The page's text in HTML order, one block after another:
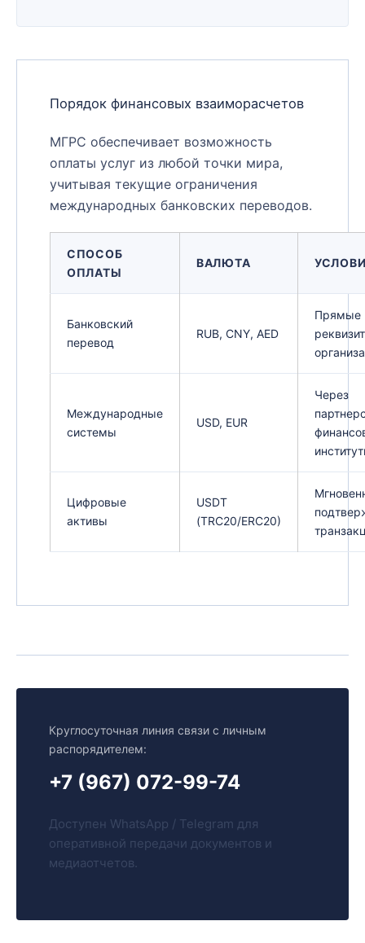
Порядок финансовых взаиморасчетов
МГРС обеспечивает возможность
оплаты услуг из любой точки мира,
учитывая текущие ограничения
международных банковских переводов.
СПОСОБ
ОПЛАТЫ
ВАЛЮТА
Банковский
перевод
RUB, CNY, AED
Прямые
Международные
системы
USD, EUR
Через
Цифровые
активы
USDT
(TRC20/ERC20)
Круглосуточная линия связи с личным
распорядителем:
+7 (967) 072-99-74
Доступен WhatsApp / Telegram для
оперативной передачи документов и
медиаотчетов.